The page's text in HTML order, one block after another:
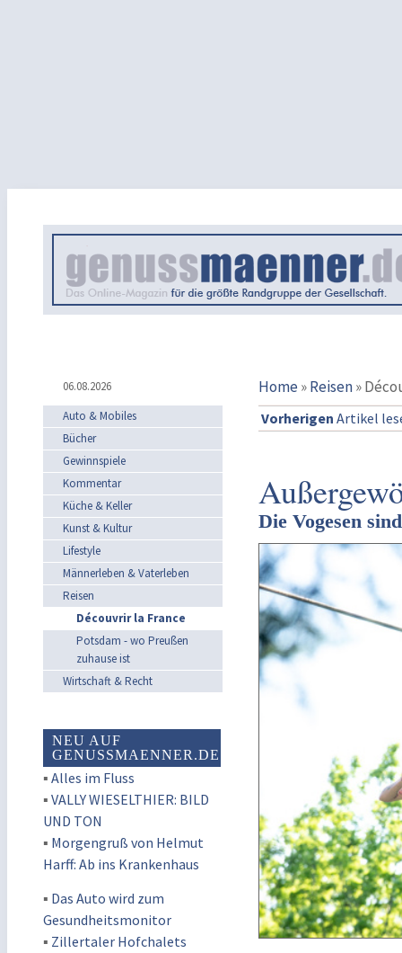
06.08.2026 Home»Reisen»
Auto & Mobiles
Bücher
Gewinnspiele
Kommentar
Küche & Keller
Kunst & Kultur
Lifestyle
Männerleben & Vaterleben
Reisen
Découvrir la France
Potsdam - wo Preußen
zuhause ist
Wirtschaft & Recht
NEU AUF
GENUSSMAENNER.DE
▪ Alles im Fluss
▪ VALLY WIESELTHIER: BILD
UND TON
▪ Morgengruß von Helmut
Harff: Ab ins Krankenhaus
▪ Das Auto wird zum
Gesundheitsmonitor
▪ Zillertaler Hofchalets
Vorherigen Artikel
Die Vogesen